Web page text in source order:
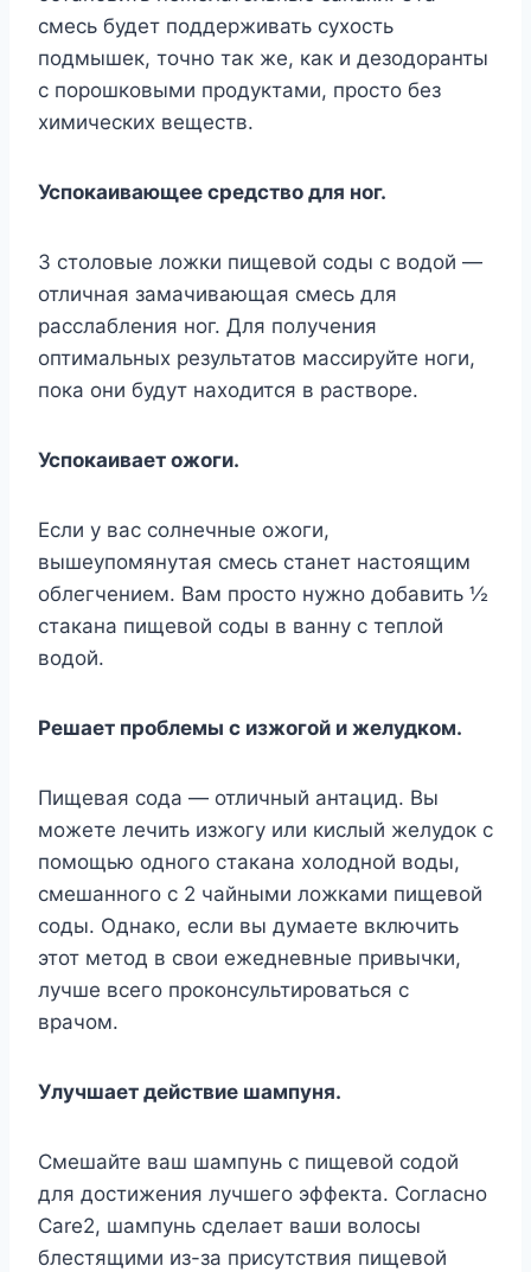
смесь будет поддерживать сухость
подмышек, точно так же, как и дезодоранты
с порошковыми продуктами, просто без
химических веществ.
Успокаивающее средство для ног.
3 столовые ложки пищевой соды с водой —
отличная замачивающая смесь для
расслабления ног. Для получения
оптимальных результатов массируйте ноги,
пока они будут находится в растворе.
Успокаивает ожоги.
Если у вас солнечные ожоги,
вышеупомянутая смесь станет настоящим
облегчением. Вам просто нужно добавить ½
стакана пищевой соды в ванну с теплой
водой.
Решает проблемы с изжогой и желудком.
Пищевая сода — отличный антацид. Вы
можете лечить изжогу или кислый желудок с
помощью одного стакана холодной воды,
смешанного с 2 чайными ложками пищевой
соды. Однако, если вы думаете включить
этот метод в свои ежедневные привычки,
лучше всего проконсультироваться с
врачом.
Улучшает действие шампуня.
Смешайте ваш шампунь с пищевой содой
для достижения лучшего эффекта. Согласно
Care2, шампунь сделает ваши волосы
блестящими из-за присутствия пищевой